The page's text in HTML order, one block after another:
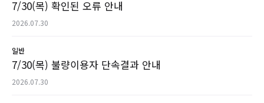
7/30(목) 확인된 오류 안내
2026.07.30
일반
7/30(목) 불량이용자 단속결과 안내
2026.07.30